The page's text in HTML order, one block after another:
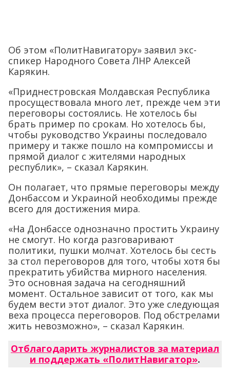
Об этом «ПолитНавигатору» заявил экс-
спикер Народного Совета ЛНР Алексей
Карякин.
«Приднестровская Молдавская Республика
просуществовала много лет, прежде чем эти
переговоры состоялись. Не хотелось бы
брать пример по срокам. Но хотелось бы,
чтобы руководство Украины последовало
примеру и также пошло на компромиссы и
прямой диалог с жителями народных
республик», – сказал Карякин.
Он полагает, что прямые переговоры между
Донбассом и Украиной необходимы прежде
всего для достижения мира.
«На Донбассе однозначно простить Украину
не смогут. Но когда разговаривают
политики, пушки молчат. Хотелось бы сесть
за стол переговоров для того, чтобы хотя бы
прекратить убийства мирного населения.
Это основная задача на сегодняшний
момент. Остальное зависит от того, как мы
будем вести этот диалог. Это уже следующая
веха процесса переговоров. Под обстрелами
жить невозможно», – сказал Карякин.
Отблагодарить журналистов за материал
и поддержать «ПолитНавигатор».